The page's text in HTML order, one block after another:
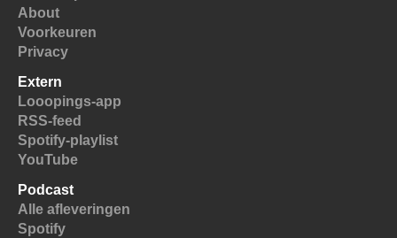
About
Voorkeuren
Privacy
Extern
Looopings-app
RSS-feed
Spotify-playlist
YouTube
Podcast
Alle afleveringen
Spotify